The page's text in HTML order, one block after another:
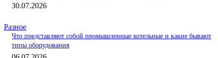
30.07.2026
Разное
Что представляют собой промышленные котельные и какие бывают
типы оборудования